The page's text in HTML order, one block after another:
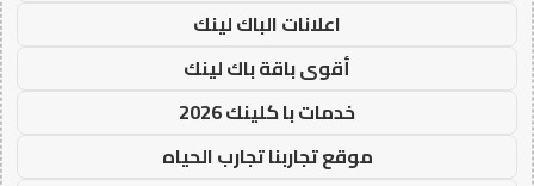
اعلانات الباك لينك
أقوى باقة باك لينك
خدمات با كلينك 2026
موقع تجاربنا تجارب الحياه